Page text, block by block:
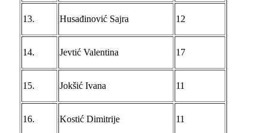
13. Husađinović Sajra 12
14. Jevtić Valentina 17
15. Jokšić Ivana 11
16. Kostić Dimitrije 11